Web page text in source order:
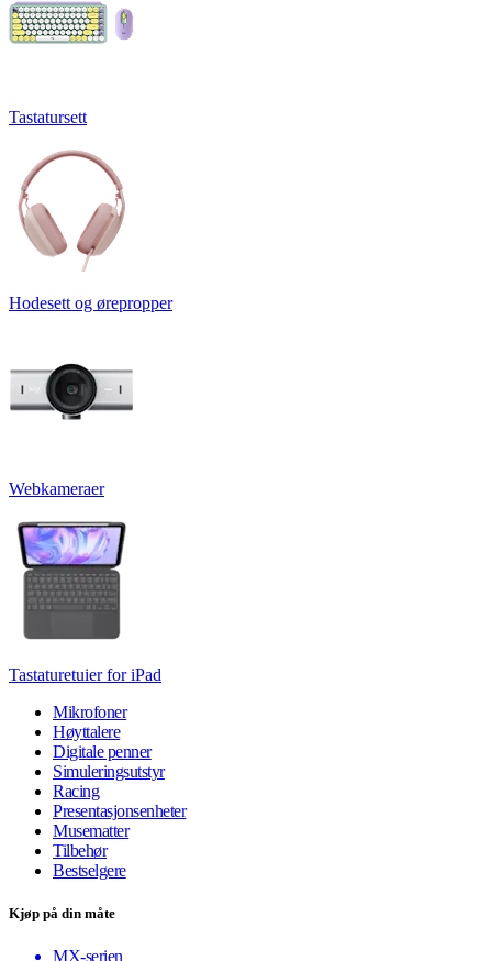
Tastatursett
Hodesett og ørepropper
Webkameraer
Tastaturetuier for iPad
Mikrofoner
Høyttalere
Digitale penner
Simuleringsutstyr
Racing
Presentasjonsenheter
Musematter
Tilbehør
Bestselgere
Kjøp på din måte
MX-serien